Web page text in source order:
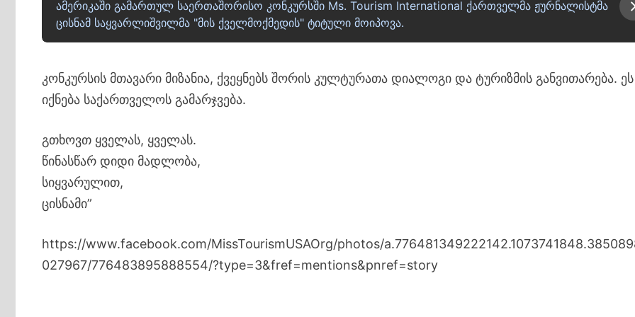
ამერიკაში გამართულ საერთაშორისო კონკურსში Ms. Tourism International ქართველმა ჟურნალისტმა
ცისნამ საყვარლიშვილმა "მის ქველმოქმედის" ტიტული მოიპოვა.
კონკურსის მთავარი მიზანია, ქვეყნებს შორის კულტურათა დიალოგი და ტურიზმის განვითარება. ეს
იქნება საქართველოს გამარჯვება.
გთხოვთ ყველას, ყველას.
წინასწარ დიდი მადლობა,
სიყვარულით,
ცისნამი”
https://www.facebook.com/MissTourismUSAOrg/photos/
027967/776483895888554/?type=3&fref=mentions&pnref=story